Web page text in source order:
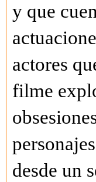
y que
actores
filme
desde un